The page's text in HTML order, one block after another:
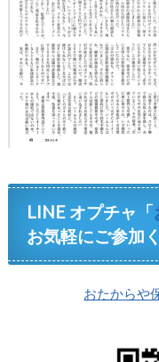
LINE オプチャ「
お気軽にご参加
おたからや